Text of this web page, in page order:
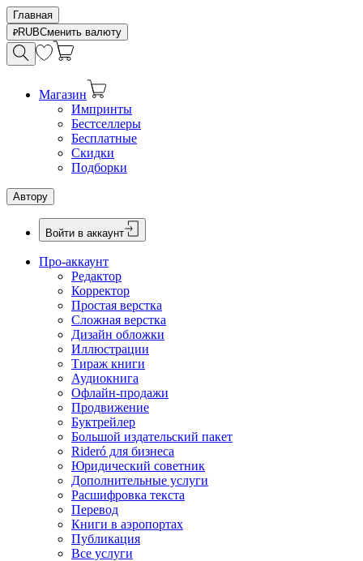
Главная
RUBСменить валюту
Магазин
Импринты
Бестселлеры
Бесплатные
Скидки
Подборки
Автору
Войти в аккаунт
Про-аккаунт
Редактор
Корректор
Простая верстка
Сложная верстка
Дизайн обложки
Иллюстрации
Тираж книги
Аудиокнига
Офлайн-продажи
Продвижение
Буктрейлер
Большой издательский пакет
Rideró для бизнеса
Юридический советник
Дополнительные услуги
Расшифровка текста
Перевод
Книги в аэропортах
Публикация
Все услуги